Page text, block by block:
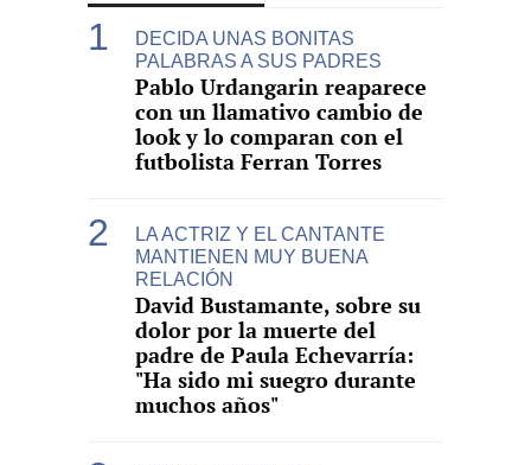
DECIDA UNAS BONITAS
PALABRAS A SUS PADRES
Pablo Urdangarin reaparece
con un llamativo cambio de
look y lo comparan con el
futbolista Ferran Torres
LA ACTRIZ Y EL CANTANTE
MANTIENEN MUY BUENA
RELACIÓN
David Bustamante, sobre su
dolor por la muerte del
padre de Paula Echevarría:
"Ha sido mi suegro durante
muchos años"